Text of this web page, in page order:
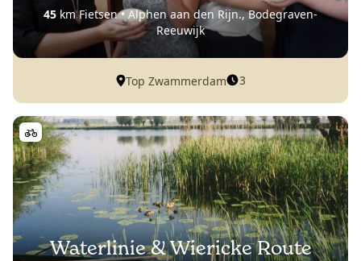
45 km Fietsen • Alphen aan den Rijn., Bodegraven-
Reeuwijk
Top Zwammerdam 3
Waterlinie & Wiericke Route